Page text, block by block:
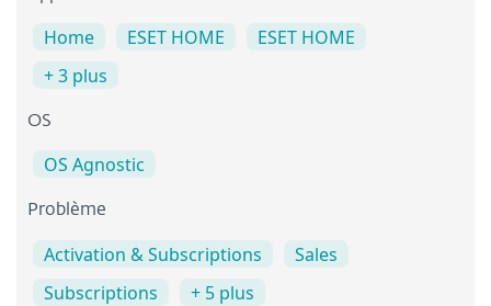
Home ESET HOME
ESET HOME
+ 3 plus
OS
OS Agnostic
Problème
Activation & Subscriptions
Sales
Subscriptions
+ 5 plus